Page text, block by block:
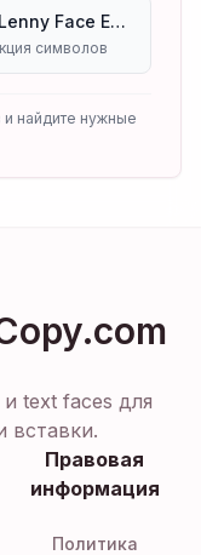
Cute Lenny Face Emoji Symbols Copy And Paste
символов
и найдите нужные
text faces для
вставки.
Правовая
информация
Политика